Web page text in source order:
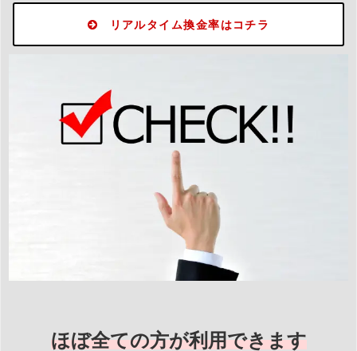
リアルタイム換金率はコチラ
ほぼ全ての方が利用できます